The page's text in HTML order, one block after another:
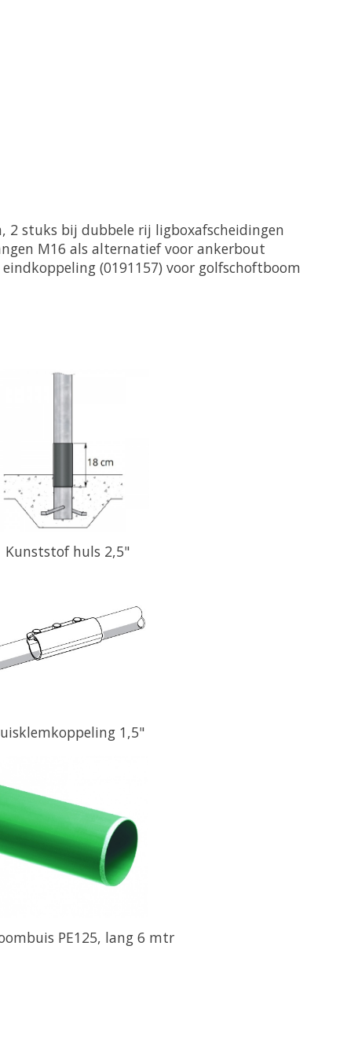
2 stuks bij dubbele rij ligboxafscheidingen
M16 als alternatief voor ankerbout
(0191157) voor golfschoftboom
Kunststof huls 2,5"
1,5"
PE125, lang 6 mtr